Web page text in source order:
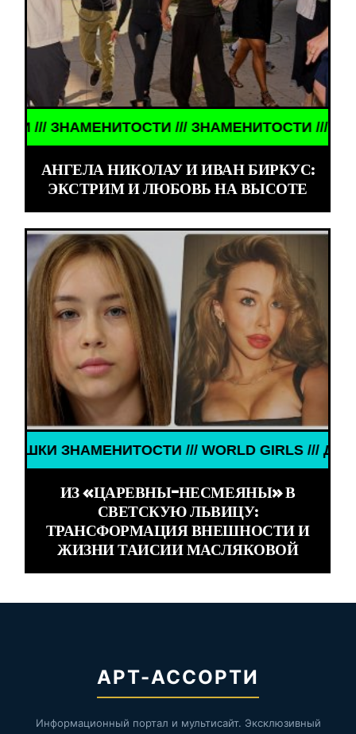
ЗНАМЕНИТОСТИ /// ЗНАМЕНИТОСТИ ///
АНГЕЛА НИКОЛАУ И ИВАН БИРКУС:
ЭКСТРИМ И ЛЮБОВЬ НА ВЫСОТЕ
/// WORLD GIRLS /// ДЕВУШКИ
ИЗ «ЦАРЕВНЫ-НЕСМЕЯНЫ» В
СВЕТСКУЮ ЛЬВИЦУ:
ТРАНСФОРМАЦИЯ ВНЕШНОСТИ И
ЖИЗНИ ТАИСИИ МАСЛЯКОВОЙ
АРТ-АССОРТИ
Информационный портал и мультисайт. Эксклюзивный